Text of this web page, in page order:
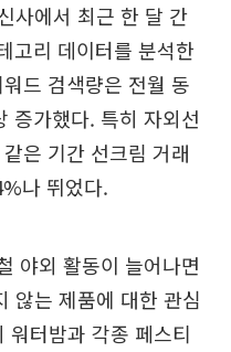
사에서 최근 한 달 간
고리 데이터를 분석한
드 검색량은 전월 동
증가했다. 특히 자외선
은 기간 선크림 거래
나 뛰었다.
야외 활동이 늘어나면
않는 제품에 대한 관심
워터밤과 각종 페스티